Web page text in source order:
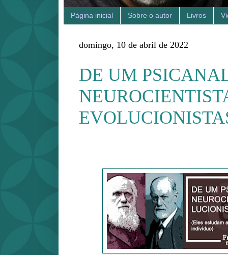
Página inicial Sobre o autor Livros
domingo, 10 de abril de 2022
DE UM